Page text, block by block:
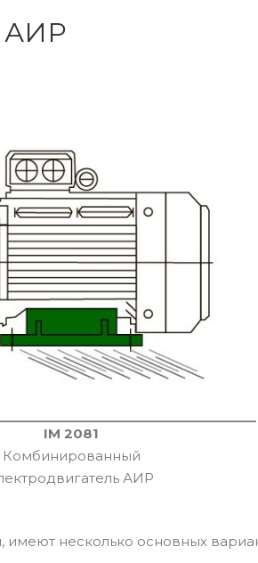
АИР
IM 2081
Комбинированный
АИР
несколько основных